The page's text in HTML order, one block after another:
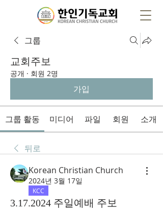
그룹
교회주보
공개 · 회원 2명
가입
그룹 활동 미디어 파일 회원 소개
뒤로
Korean Christian Church
2024년 3월 17일
KCC
3.17.2024 주일예배 주보